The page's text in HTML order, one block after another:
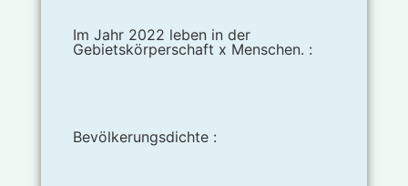
Im Jahr 2022 leben in der
Gebietskörperschaft x Menschen. :
Bevölkerungsdichte :